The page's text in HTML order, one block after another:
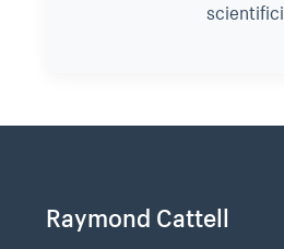
scientifici
Raymond Cattell